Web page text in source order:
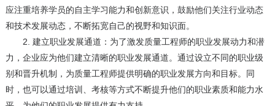
应注重培养学员的自主学习能力和创新意识，鼓励他们关注行业动态
和技术发展动态，不断拓宽自己的视野和知识面。
2. 建立职业发展通道：为了激发质量工程师的职业发展动力和潜
力，企业应为他们建立清晰的职业发展通道。通过设立不同的职业级
别和晋升机制，为质量工程师提供明确的职业发展方向和目标。同
时，也可以通过培训、考核等方式不断提升他们的职业素质和能力水